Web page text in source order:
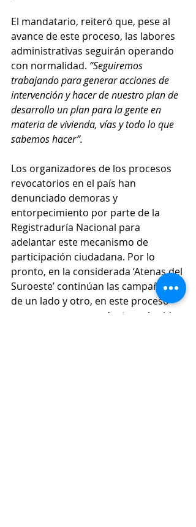
El mandatario, reiteró que, pese al
avance de este proceso, las labores
administrativas seguirán operando
con normalidad. “Seguiremos
trabajando para generar acciones de
intervención y hacer de nuestro plan de
desarrollo un plan para la gente en
materia de vivienda, vías y todo lo que
sabemos hacer”.
Los organizadores de los procesos
revocatorios en el país han
denunciado demoras y
entorpecimiento por parte de la
Registraduría Nacional para
adelantar este mecanismo de
participación ciudadana. Por lo
pronto, en la considerada ‘Atenas del
Suroeste’ continúan las campañas
de un lado y otro, en este proceso
que marca un precedente en la vida